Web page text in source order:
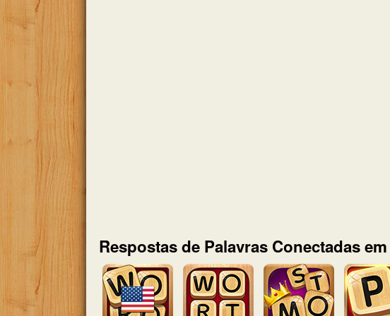
Respostas de Palavras Conectadas